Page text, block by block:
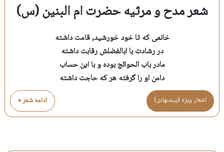
شعر مدح و مرثیه حضرت ام البنین (س)
خانمی که تا خود خورشید, قامت داشته
در رشادت با ابالفضلش رقابت داشته
مادر باب الحوائج بوده و با این حساب
دامن او را گرفته هر که حاجت داشته
ادامه شعر » اشعار ویژه (پیشنهادی)